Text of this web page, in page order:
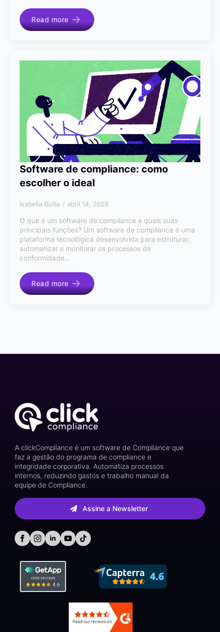
Read more
Software de compliance: como
escolher o ideal
Isabella Bullia abril 14, 2026
O que é um software de compliance e quais suas
principais funções? Um software de compliance é uma
plataforma tecnológica desenvolvida para estruturar,
automatizar e monitorar os processos de
conformidade…
Read more
A clickCompliance é um software de Compliance que
faz a gestão do programa de compliance e
integridade corporativa. Automatiza processos
internos, reduzindo gastos e trabalho manual da
equipe de Compliance.
Assine a Newsletter